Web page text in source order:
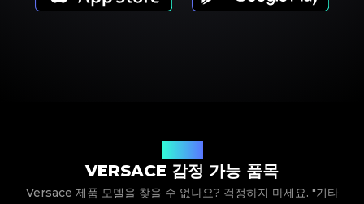
VERSACE 감정 가능 품목
Versace 제품 모델을 찾을 수 없나요? 걱정하지 마세요. "기타